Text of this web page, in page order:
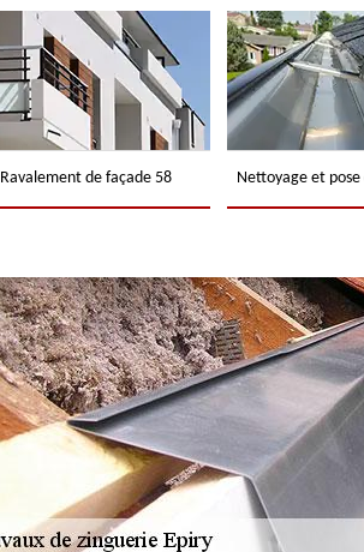
Ravalement de façade 58 Nettoyage et